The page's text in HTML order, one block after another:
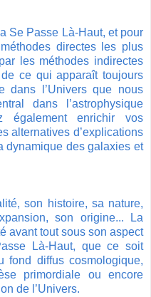
Se Passe Là-Haut, et pour
directes les plus
les méthodes indirectes
ce qui apparaît toujours
dans l’Univers que nous
dans l’astrophysique
également enrichir vos
alternatives d’explications
dynamique des galaxies et
son histoire, sa nature,
son origine... La
avant tout sous son aspect
Là-Haut, que ce soit
fond diffus cosmologique,
primordiale ou encore
de l’Univers.